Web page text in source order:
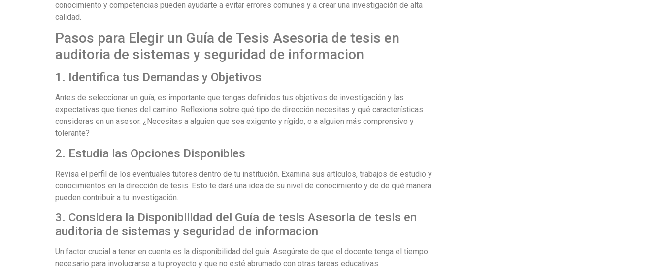
conocimiento y competencias pueden ayudarte a evitar errores comunes y a crear una investigación de alta
calidad.
Pasos para Elegir un Guía de Tesis Asesoria de tesis en
auditoria de sistemas y seguridad de informacion
1. Identifica tus Demandas y Objetivos
Antes de seleccionar un guía, es importante que tengas definidos tus objetivos de investigación y las
expectativas que tienes del camino. Reflexiona sobre qué tipo de dirección necesitas y qué características
consideras en un asesor. ¿Necesitas a alguien que sea exigente y rígido, o a alguien más comprensivo y
tolerante?
2. Estudia las Opciones Disponibles
Revisa el perfil de los eventuales tutores dentro de tu institución. Examina sus artículos, trabajos de estudio y
conocimientos en la dirección de tesis. Esto te dará una idea de su nivel de conocimiento y de de qué manera
pueden contribuir a tu investigación.
3. Considera la Disponibilidad del Guía de tesis Asesoria de tesis en
auditoria de sistemas y seguridad de informacion
Un factor crucial a tener en cuenta es la disponibilidad del guía. Asegúrate de que el docente tenga el tiempo
necesario para involucrarse a tu proyecto y que no esté abrumado con otras tareas educativas.